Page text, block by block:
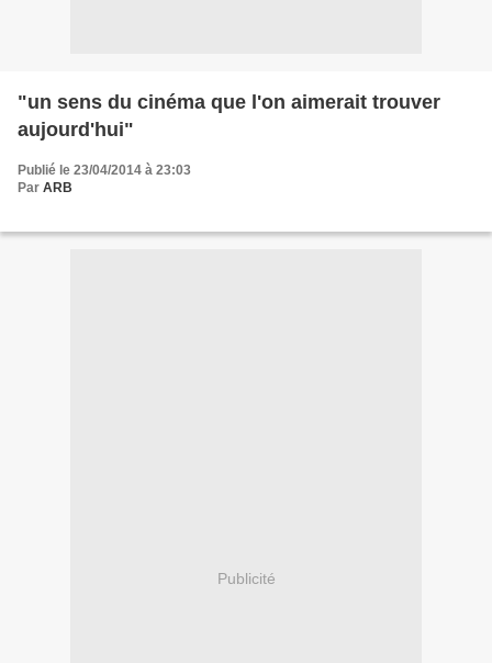
"un sens du cinéma que l'on aimerait trouver
aujourd'hui"
Publié le 23/04/2014 à 23:03
Par ARB
Publicité